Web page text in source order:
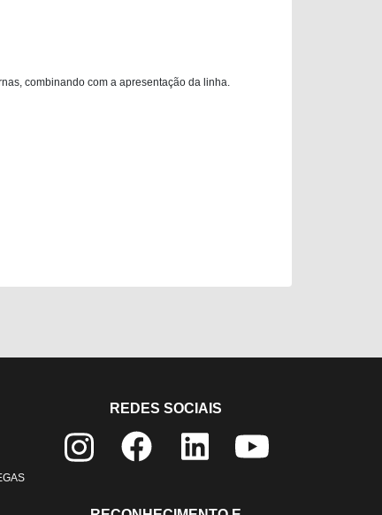
combinando com a apresentação da linha.
REDES SOCIAIS